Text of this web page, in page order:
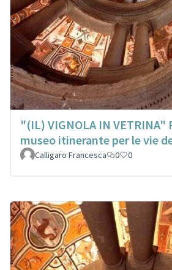
"(IL) VIGNOLA IN
museo itinerante per le vie
Calligaro Francesca 0 0